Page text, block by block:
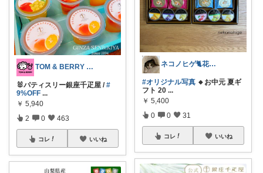
TOM & BERRY 🐶🐰💕
🐰パティスリー銀座千疋屋 /#
9%OFF ...
￥ 5,940
2 0 463
コレ いいね
ネコノヒゲ🐈花好きオタクの庭🪴
#オリジナル写真 🔸お中元 夏ギ
フト 20 ...
￥ 5,400
0 0 31
コレ いいね